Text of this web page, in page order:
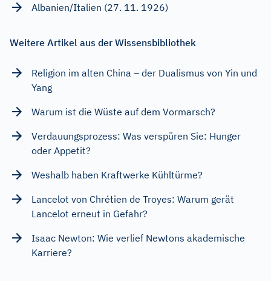
Albanien/Italien (27. 11. 1926)
Weitere Artikel aus der Wissensbibliothek
Religion im alten China – der Dualismus von Yin und
Yang
Warum ist die Wüste auf dem Vormarsch?
Verdauungsprozess: Was verspüren Sie: Hunger
oder Appetit?
Weshalb haben Kraftwerke Kühltürme?
Lancelot von Chrétien de Troyes: Warum gerät
Lancelot erneut in Gefahr?
Isaac Newton: Wie verlief Newtons akademische
Karriere?